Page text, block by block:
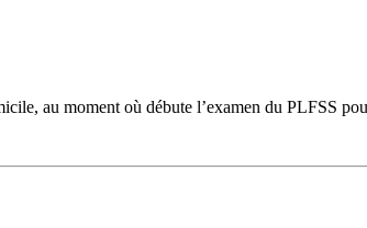
au moment où débute l’examen du PLFSS